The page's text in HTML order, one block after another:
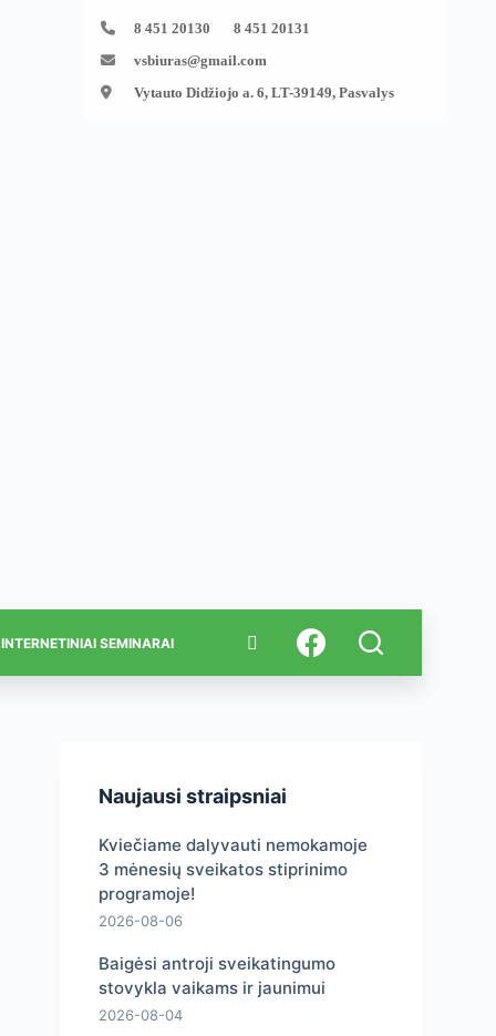
8 451 20130 8 451 20131
vsbiuras@gmail.com
Vytauto Didžiojo a. 6, LT-39149, Pasvalys
INTERNETINIAI SEMINARAI
Naujausi straipsniai
Kviečiame dalyvauti nemokamoje
3 mėnesių sveikatos stiprinimo
programoje!
2026-08-06
Baigėsi antroji sveikatingumo
stovykla vaikams ir jaunimui
2026-08-04